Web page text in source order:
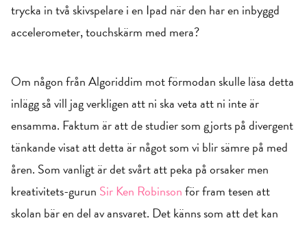
trycka in två skivspelare i en Ipad när den har en inbyggd
accelerometer, touchskärm med mera?
Om någon från Algoriddim mot förmodan skulle läsa detta
inlägg så vill jag verkligen att ni ska veta att ni inte är
ensamma. Faktum är att de studier som gjorts på divergent
tänkande visat att detta är något som vi blir sämre på med
åren. Som vanligt är det svårt att peka på orsaker men
kreativitets-gurun Sir Ken Robinsonför fram tesen att
skolan bär en del av ansvaret. Det känns som att det kan